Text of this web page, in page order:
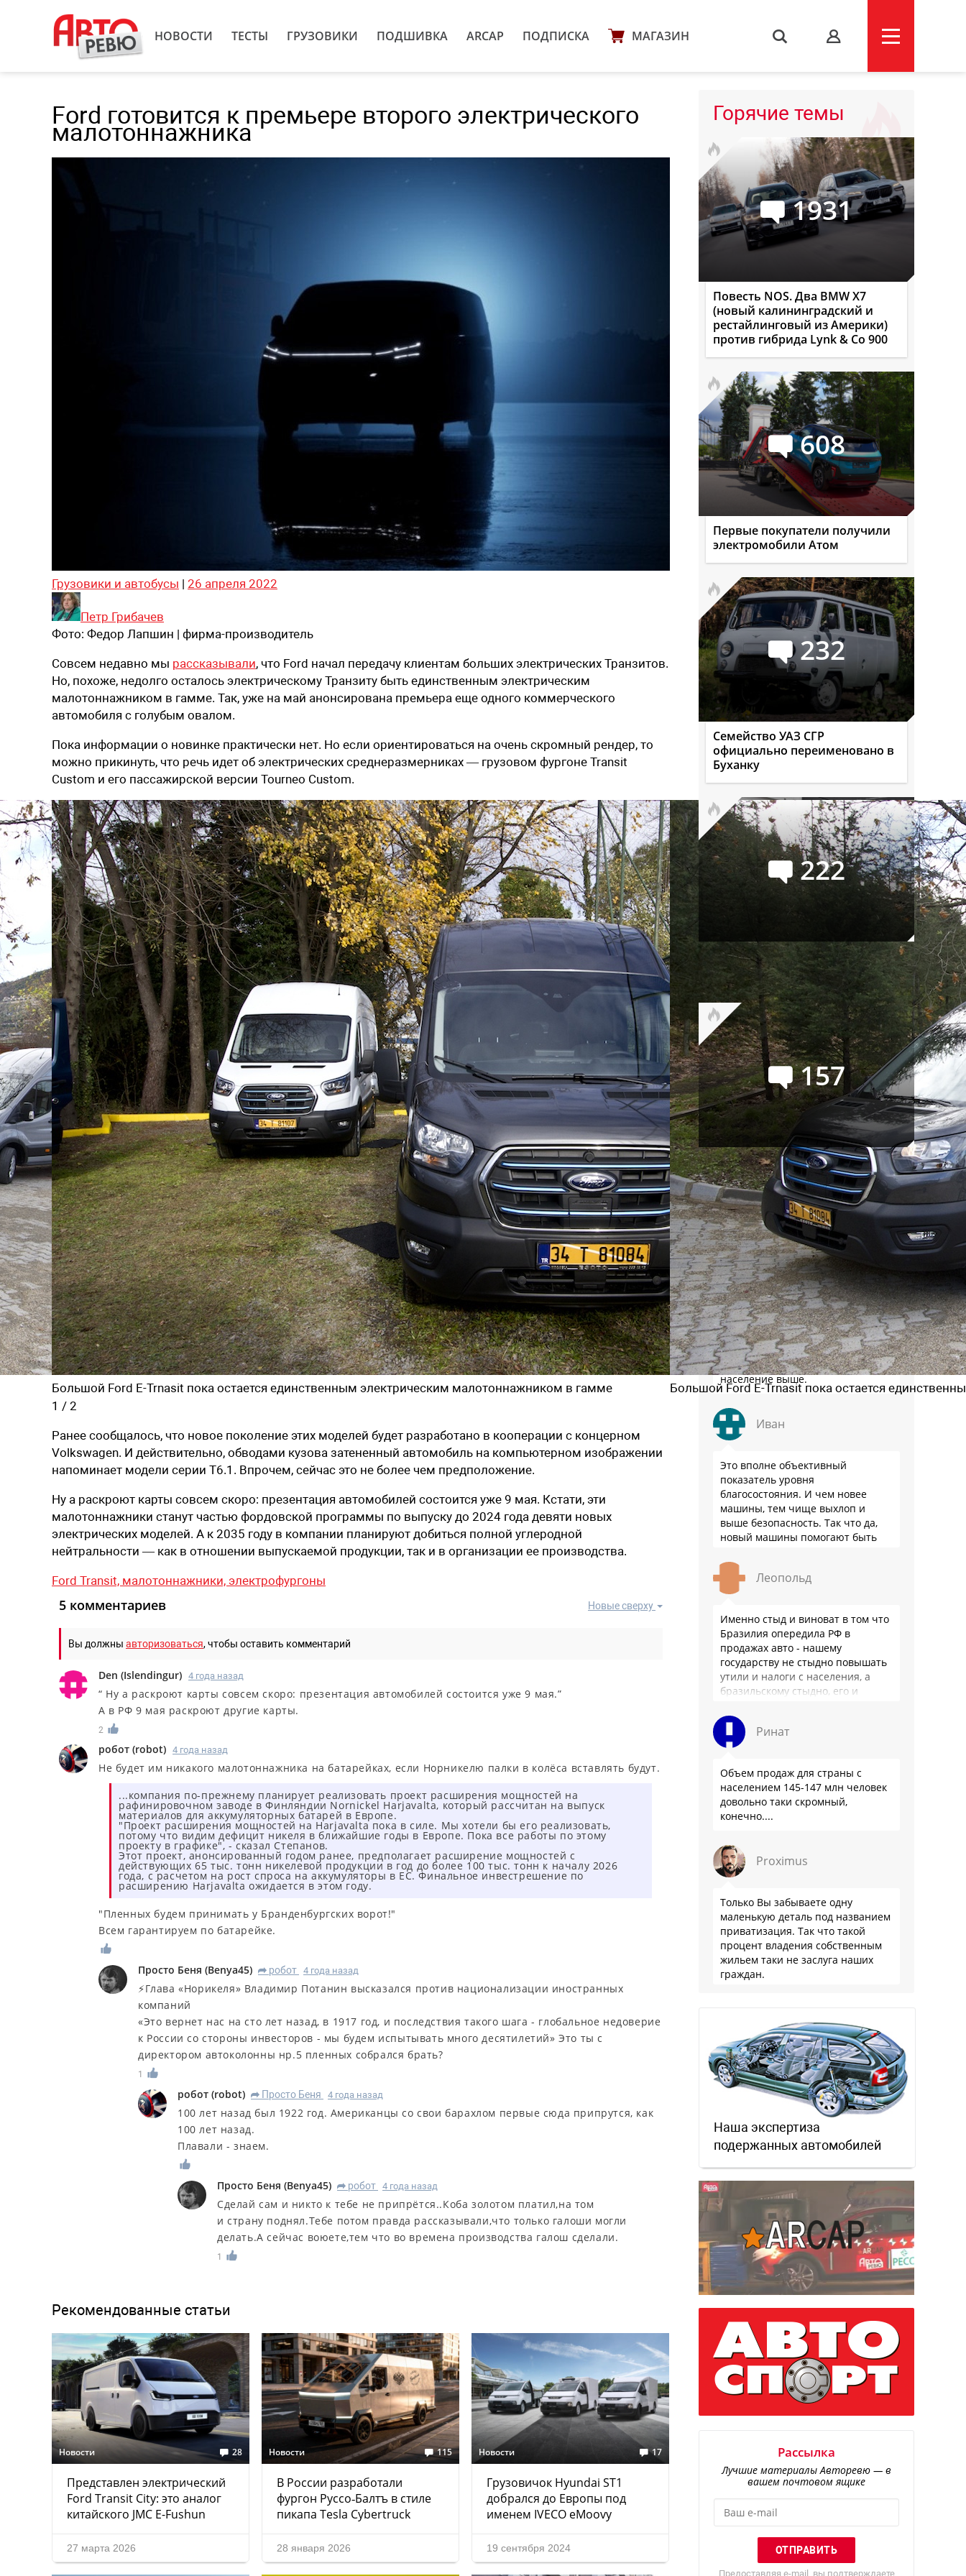
НОВОСТИ ТЕСТЫ ГРУЗОВИКИ ПОДШИВКА ARCAP ПОДПИСКА МАГАЗИН s
Ford готовится к премьере второго электрического
малотоннажника
Грузовики и автобусы | 26 апреля 2022
Петр Грибачев
Фото: Федор Лапшин | фирма-производитель
Совсем недавно мы рассказывали, что Ford начал передачу клиентам больших электрических Транзитов.
Но, похоже, недолго осталось электрическому Транзиту быть единственным электрическим
малотоннажником в гамме. Так, уже на май анонсирована премьера еще одного коммерческого
автомобиля с голубым овалом.
Пока информации о новинке практически нет. Но если ориентироваться на очень скромный рендер, то
можно прикинуть, что речь идет об электрических среднеразмерниках — грузовом фургоне Transit
Custom и его пассажирской версии Tourneo Custom.
Большой Ford E-Trnasit пока остается единственным электрическим малотоннажником в гамме
Большой Ford E-Trnasit пока остается
1 / 2
Ранее сообщалось, что новое поколение этих моделей будет разработано в кооперации с концерном
Volkswagen. И действительно, обводами кузова затененный автомобиль на компьютерном изображении
напоминает модели серии Т6.1. Впрочем, сейчас это не более чем предположение.
Ну а раскроют карты совсем скоро: презентация автомобилей состоится уже 9 мая. Кстати, эти
малотоннажники станут частью фордовской программы по выпуску до 2024 года девяти новых
электрических моделей. А к 2035 году в компании планируют добиться полной углеродной
нейтральности — как в отношении выпускаемой продукции, так и в организации ее производства.
Ford Transit, малотоннажники, электрофургоны
Новые сверху
5 комментариев
Вы должны авторизоваться, чтобы оставить комментарий
Den (Islendingur) 4 года назад
“ Ну а раскроют карты совсем скоро: презентация автомобилей состоится уже 9 мая.”
А в РФ 9 мая раскроют другие карты.
2
робот (robot) 4 года назад
Не будет им никакого малотоннажника на батарейках, если Норникелю палки в колёса вставлять будут.
...компания по-прежнему планирует реализовать проект расширения мощностей на
рафинировочном заводе в Финляндии Nornickel Harjavalta, который рассчитан на выпуск
материалов для аккумуляторных батарей в Европе.
"Проект расширения мощностей на Harjavalta пока в силе. Мы хотели бы его реализовать,
потому что видим дефицит никеля в ближайшие годы в Европе. Пока все работы по этому
проекту в графике", - сказал Степанов.
Этот проект, анонсированный годом ранее, предполагает расширение мощностей с
действующих 65 тыс. тонн никелевой продукции в год до более 100 тыс. тонн к началу 2026
года, с расчетом на рост спроса на аккумуляторы в ЕС. Финальное инвестрешение по
расширению Harjavalta ожидается в этом году.
"Пленных будем принимать у Бранденбургских ворот!"
Всем гарантируем по батарейке.
Просто Беня (Benya45) R робот 4 года назад
⚡️Глава «Норикеля» Владимир Потанин высказался против национализации иностранных
компаний
«Это вернет нас на сто лет назад, в 1917 год, и последствия такого шага - глобальное недоверие
к России со стороны инвесторов - мы будем испытывать много десятилетий» Это ты с
директором автоколонны нр.5 пленных собрался брать?
1
робот (robot) R Просто Беня 4 года назад
100 лет назад был 1922 год. Американцы со свои барахлом первые сюда припрутся, как
100 лет назад.
Плавали - знаем.
Просто Беня (Benya45) R робот 4 года назад
Сделай сам и никто к тебе не припрётся..Коба золотом платил,на том
и страну поднял.Тебе потом правда рассказывали,что только галоши могли
делать.А сейчас воюете,тем что во времена производства галош сделали.
1
Рекомендованные статьи
Новости 28
Представлен электрический
Ford Transit City: это аналог
китайского JMC E-Fushun
27 марта 2026
Новости 115
В России разработали
фургон Руссо‑Балтъ в стиле
пикапа Tesla Cybertruck
28 января 2026
Новости 17
Грузовичок Hyundai ST1
добрался до Европы под
именем IVECO eMoovy
19 сентября 2024
Горячие темы
1931
Повесть NOS. Два BMW X7
(новый калининградский и
рестайлинговый из Америки)
против гибрида Lynk & Co 900
608
Первые покупатели получили
электромобили Атом
232
Семейство УАЗ СГР
официально переименовано в
Буханку
222
Российский авторынок в июле:
лучший месяц текущего года
157
Новые Porsche 718 (Boxster и
Cayman): наперекор судьбе
Сейчас обсуждают
Сергей
Докатались, база для сравнения -
Пакистан... Хотя, к нашему стыду,
уже даже в Бразилии продажи
новых авто в пересчете на
население выше.
Иван
Это вполне объективный
показатель уровня
благосостояния. И чем новее
машины, тем чище выхлоп и
выше безопасность. Так что да,
новый машины помогают быть
Леопольд
Именно стыд и виноват в том что
Бразилия опередила РФ в
продажах авто - нашему
государству не стыдно повышать
утили и налоги с населения, а
бразильскому стыдно, его и
Ринат
Объем продаж для страны с
населением 145-147 млн человек
довольно таки скромный,
конечно....
Proximus
Только Вы забываете одну
маленькую деталь под названием
приватизация. Так что такой
процент владения собственным
жильем таки не заслуга наших
граждан.
Наша экспертиза
подержанных автомобилей
Рассылка
Лучшие материалы Авторевю — в
вашем почтовом ящике
Предоставляя e-mail, вы подтверждаете